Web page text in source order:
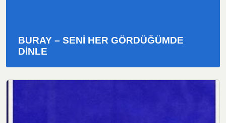
BURAY – SENI HER GÖRDÜĞÜMDE
DINLE